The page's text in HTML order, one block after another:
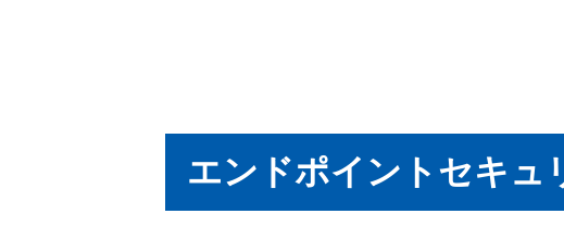
エンドポイントセキュ